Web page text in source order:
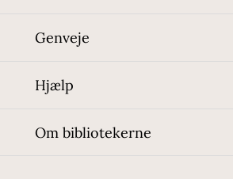
Genveje
Hjælp
Om bibliotekerne